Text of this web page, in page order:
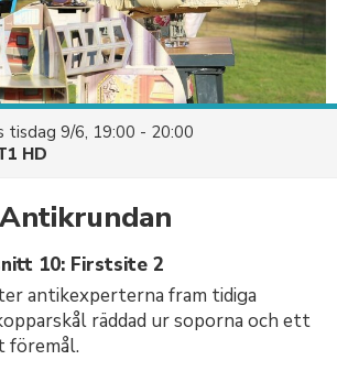
tisdag 9/6, 19:00 - 20:00
HD
10: Firstsite 2
antikexperterna fram tidiga
räddad ur soporna och ett
föremål.